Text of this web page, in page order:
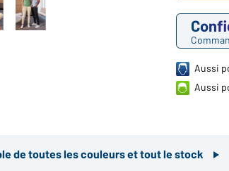
Aussi
Aussi
de toutes les couleurs et tout le stock